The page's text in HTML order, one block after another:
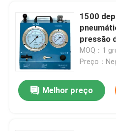
Cilindro hidráulico Jack
chaves de torque
Chave de torque
1500
pressão
MOQ：1
Preço：
Melhor preço